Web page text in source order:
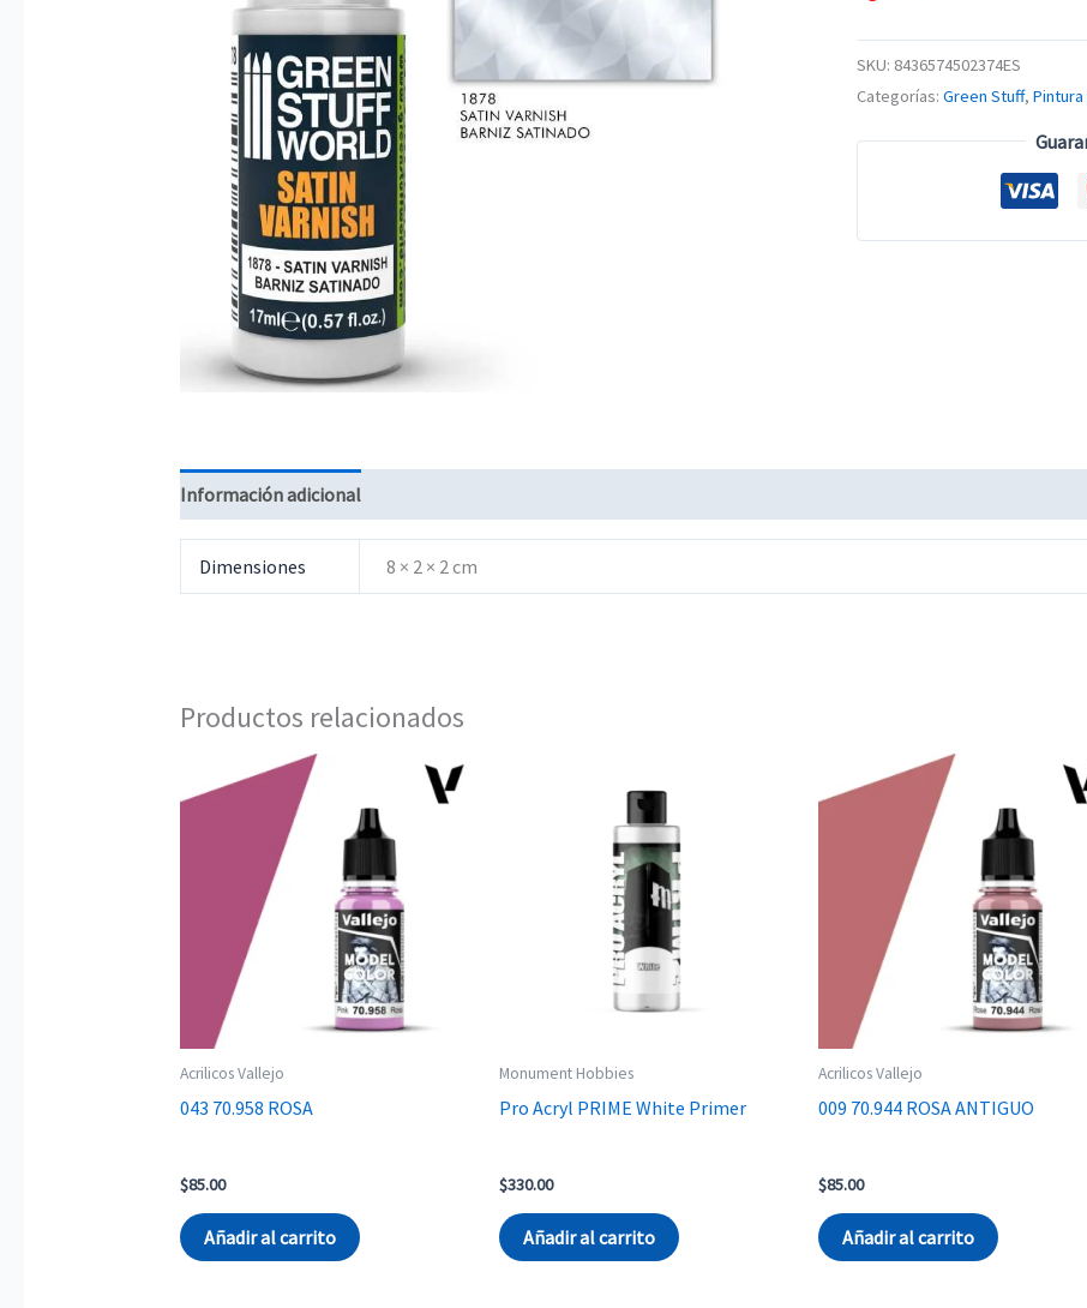
SKU: 8436574502374ES
Categorías: Green Stuff,
Información adicional
Dimensiones 8 × 2 × 2 cm
Productos relacionados
Acrilicos Vallejo
043 70.958 ROSA
$85.00
Añadir al carrito
Monument Hobbies
Pro Acryl PRIME White Primer
$330.00
Añadir al carrito
Acrilicos Vallejo
009 70.944 ROSA ANTIGUO
$85.00
Añadir al carrito